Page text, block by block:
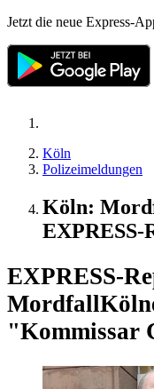
Jetzt die neue Express-
Köln
Polizeimeldungen
Köln:
EXPRESS-
EXPRESS-
Mordfall
"Kommissar